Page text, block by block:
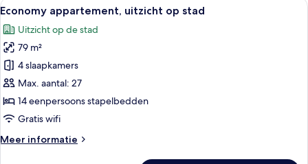
with
Ensuite
foto's
voor
Economy
appartement,
uitzicht
op
stad
15
Economy appartement, uitzicht op stad
Uitzicht op de stad
79 m²
4 slaapkamers
Max. aantal: 27
14 eenpersoons stapelbedden
Gratis wifi
Meer informatie
Meer